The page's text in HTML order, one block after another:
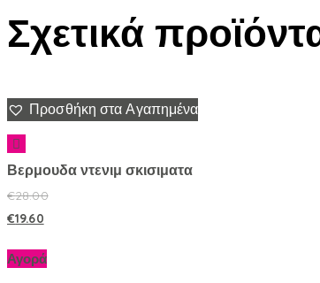
Σχετικά
Προσθήκη στα Αγαπημένα
Βερμουδα ντενιμ σκισιματα
€28.00
€19.60
Αγορά